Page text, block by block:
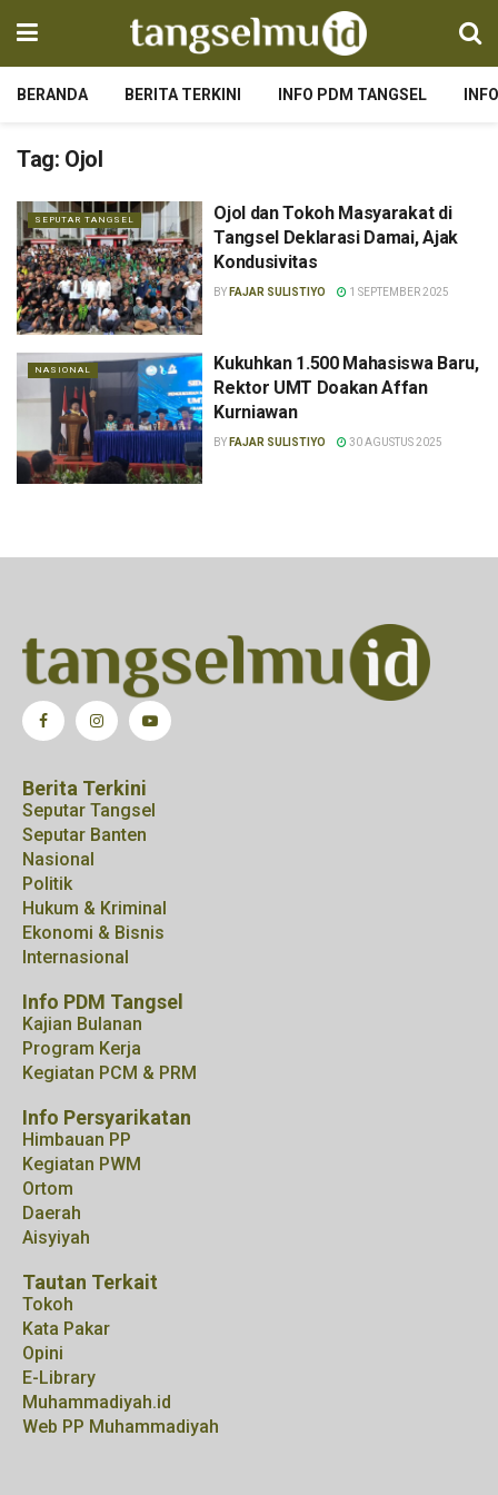
BERANDA BERITA TERKINI INFO PDM TANGSEL
Tag: Ojol
SEPUTAR TANGSEL
Ojol dan Tokoh Masyarakat di
Tangsel Deklarasi Damai, Ajak
Kondusivitas
BY FAJAR SULISTIYO 1 SEPTEMBER 2025
NASIONAL
Kukuhkan 1.500 Mahasiswa Baru,
Rektor UMT Doakan Affan
Kurniawan
BY FAJAR SULISTIYO 30 AGUSTUS 2025
Berita Terkini
Seputar Tangsel
Seputar Banten
Nasional
Politik
Hukum & Kriminal
Ekonomi & Bisnis
Internasional
Info PDM Tangsel
Kajian Bulanan
Program Kerja
Kegiatan PCM & PRM
Info Persyarikatan
Himbauan PP
Kegiatan PWM
Ortom
Daerah
Aisyiyah
Tautan Terkait
Tokoh
Kata Pakar
Opini
E-Library
Muhammadiyah.id
Web PP Muhammadiyah